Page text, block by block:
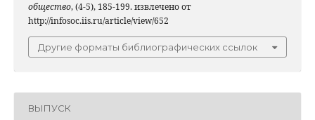
общество, (4-5), 185-199. извлечено от
http://infosoc.iis.ru/article/view/652
Другие форматы библиографических ссылок
ВЫПУСК